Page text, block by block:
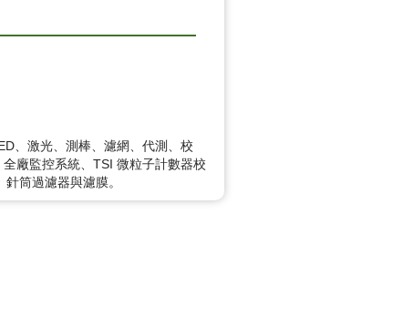
、激光、測棒、濾網、代測、校
廠監控系統、TSI 微粒子計數器校
筒過濾器與濾膜。